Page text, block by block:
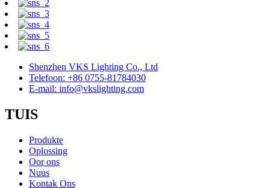
Shenzhen VKS Lighting Co., Ltd
Telefoon: +86 0755-81784030
E-mail: info@vkslighting.com
TUIS
Produkte
Oplossing
Oor ons
Nuus
Kontak Ons